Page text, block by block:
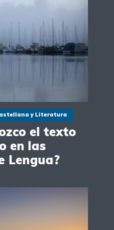
y Literatura
el texto
en las
Lengua?